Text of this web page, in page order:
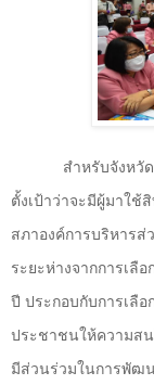
สำหรับจังหวั
ตั้งเป้าว่าจะมีผู้มาใช้
สภาองค์การบริหารส่
ระยะห่างจากการเลื
ปี ประกอบกับการเลือ
ประชาชนให้ความสน
มีส่วนร่วมในการพัฒ